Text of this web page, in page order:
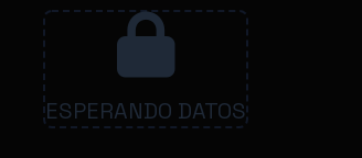
ESPERANDO DATOS